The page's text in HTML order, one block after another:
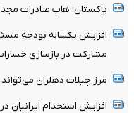
پاکستان؛ هاب صادرات مجدد
افزایش یکساله بودجه
مشارکت در بازسازی
مرز چیلات دهلران
افزایش استخدام ایرانیان